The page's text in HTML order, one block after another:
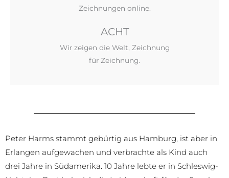
Zeichnungen online.
ACHT
Wir zeigen die Welt, Zeichnung
für Zeichnung.
Peter Harms stammt gebürtig aus Hamburg, ist aber in
Erlangen aufgewachen und verbrachte als Kind auch
drei Jahre in Südamerika. 10 Jahre lebte er in Schleswig-